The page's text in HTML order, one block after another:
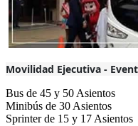
Movilidad Ejecutiva -
Bus de 45 y 50 Asientos
Minibús de 30 Asientos
Sprinter de 15 y 17 Asientos